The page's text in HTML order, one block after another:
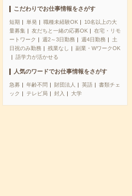
こだわりでお仕事情報をさがす
短期 単発 職種未経験OK
10名以上の大
量募集
友だちと一緒の応募OK
在宅・リモ
ートワーク
週2～3日勤務 週4日勤務
土
日祝のみ勤務
残業なし
副業・WワークOK
語学力が活かせる
人気のワードでお仕事情報をさがす
急募 年齢不問 財団法人 英語
書類チェ
ック
テレビ局 封入 大学